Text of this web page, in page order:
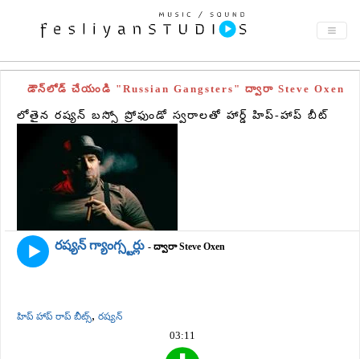
డౌన్‌లోడ్ చేయండి "Russian Gangsters" ద్వారా Steve Oxen
లోతైన రష్యన్ బస్సో ప్రోఫుండో స్వరాలతో హార్డ్ హిప్-హాప్ బీట్
రష్యన్ గ్యాంగ్స్టర్లు - ద్వారా Steve Oxen
హిప్ హాప్ రాప్ బీట్స్, రష్యన్
03:11